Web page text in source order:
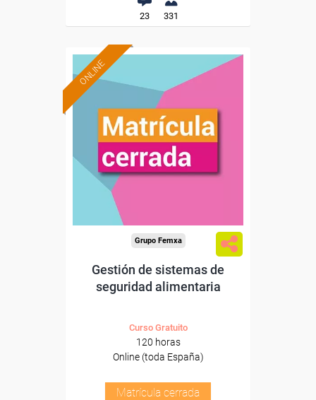
23 331
ONLINE
Grupo Femxa
Gestión de sistemas de
seguridad alimentaria
Curso Gratuito
120 horas
Online (toda España)
Matrícula cerrada